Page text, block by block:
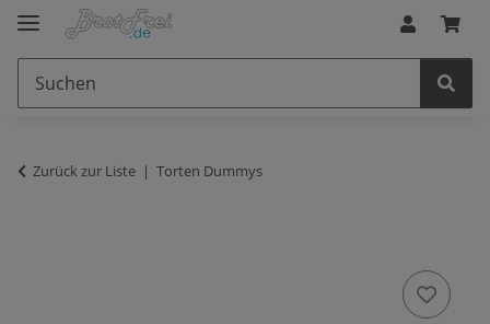
Zurück zur Liste Torten Dummys